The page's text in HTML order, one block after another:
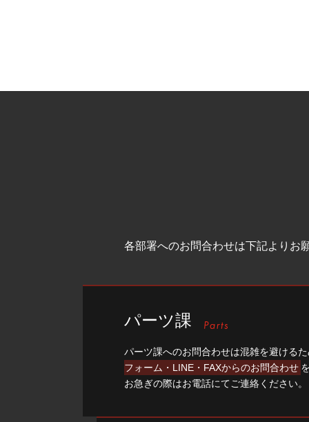
各部署へのお問合わせは下記よりお
パーツ課
パーツ課へのお問合わせは混雑を避ける
フォーム・LINE・FAXからのお問合わせ
お急ぎの際はお電話にてご連絡ください。